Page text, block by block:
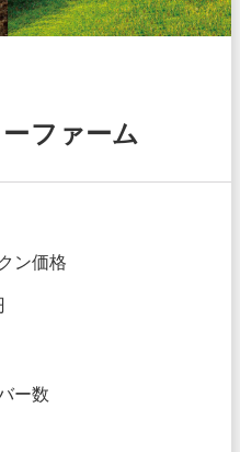
ファーム
ン価格
ー数